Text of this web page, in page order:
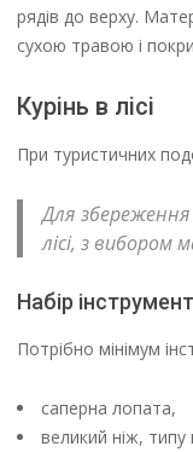
рядів до верху.
сухою травою і
Курінь в лісі
При туристичних
Для збереження
лісі, з вибором
Набір
Потрібно мінімум
саперна лопата,
великий ніж,